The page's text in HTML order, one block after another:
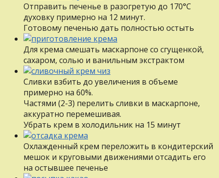
Отправить печенье в разогретую до 170°С
духовку примерно на 12 минут.
Готовому печенью дать полностью остыть
Для крема смешать маскарпоне со сгущенкой,
сахаром, солью и ванильным экстрактом
Сливки взбить до увеличения в объеме
примерно на 60%.
Частями (2-3) перелить сливки в маскарпоне,
аккуратно перемешивая.
Убрать крем в холодильник на 15 минут
Охлажденный крем переложить в кондитерский
мешок и круговыми движениями отсадить его
на остывшее печенье